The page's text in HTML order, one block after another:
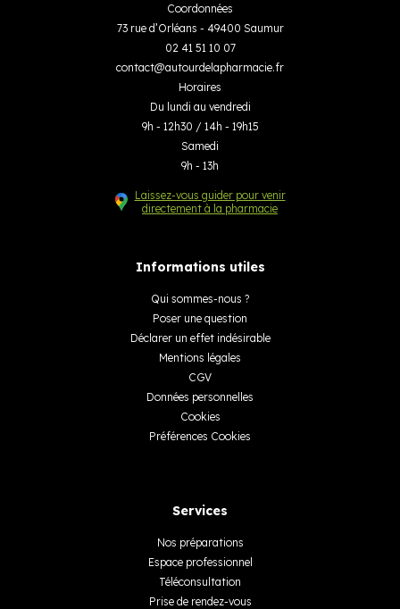
Coordonnées
73 rue d’Orléans - 49400 Saumur
02 41 51 10 07
contact@autourdelapharmacie.fr
Horaires
Du lundi au vendredi
9h - 12h30 / 14h - 19h15
Samedi
9h - 13h
Laissez-vous guider pour venir
directement à la pharmacie
Informations utiles
Qui sommes-nous ?
Poser une question
Déclarer un effet indésirable
Mentions légales
CGV
Données personnelles
Cookies
Préférences Cookies
Services
Nos préparations
Espace professionnel
Téléconsultation
Prise de rendez-vous